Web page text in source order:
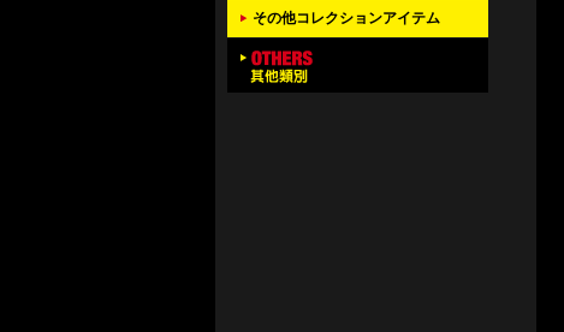
その他コレクションアイテム